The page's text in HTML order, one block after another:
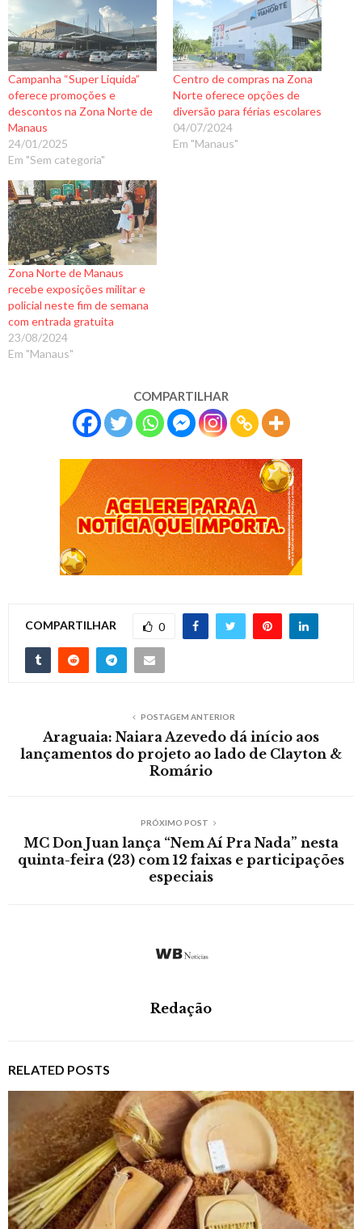
Campanha “Super Liquida”
oferece promoções e
descontos na Zona Norte de
Manaus
24/01/2025
Em "Sem categoria"
Centro de compras na Zona
Norte oferece opções de
diversão para férias escolares
04/07/2024
Em "Manaus"
Zona Norte de Manaus
recebe exposições militar e
policial neste fim de semana
com entrada gratuita
23/08/2024
Em "Manaus"
COMPARTILHAR
COMPARTILHAR 0
POSTAGEM ANTERIOR
Araguaia: Naiara Azevedo dá início aos
lançamentos do projeto ao lado de Clayton &
Romário
PRÓXIMO POST
MC Don Juan lança “Nem Aí Pra Nada” nesta
quinta-feira (23) com 12 faixas e participações
especiais
Redação
RELATED POSTS